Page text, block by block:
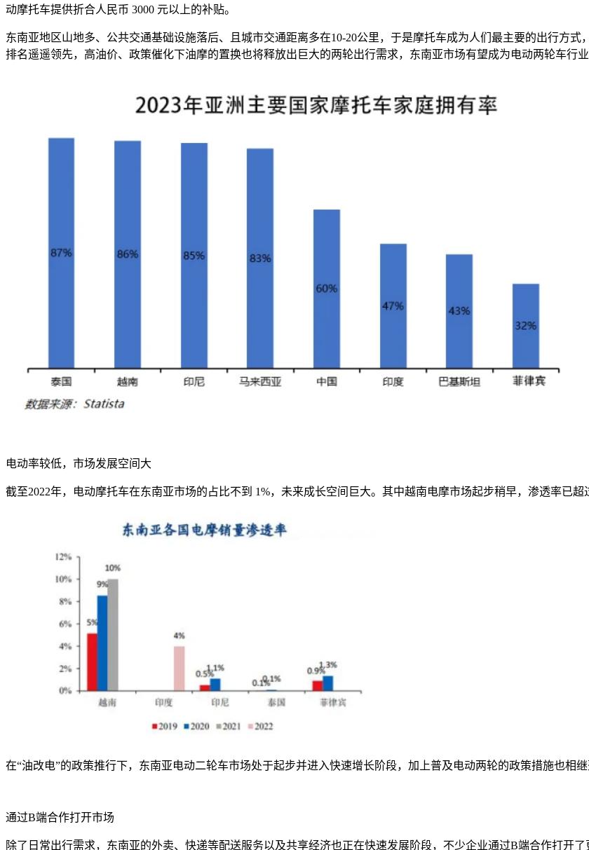
动摩托车提供折合人民币 3000 元以上的补贴。
东南亚地区山地多、公共交通基础设施落后、且城市交通距离多在10-20公里，于是摩托车成为人们最主要的出行方式
排名遥遥领先，高油价、政策催化下油摩的置换也将释放出巨大的两轮出行需求，东南亚市场有望成为电动两轮车行业
电动率较低，市场发展空间大
截至2022年，电动摩托车在东南亚市场的占比不到 1%，未来成长空间巨大。其中越南电摩市场起步稍早，渗透率已超
在“油改电”的政策推行下，东南亚电动二轮车市场处于起步并进入快速增长阶段，加上普及电动两轮的政策措施也相
通过B端合作打开市场
除了日常出行需求，东南亚的外卖、快递等配送服务以及共享经济也正在快速发展阶段，不少企业通过B端合作打开了